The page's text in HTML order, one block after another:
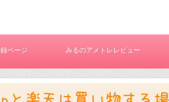
ページ みるのアメトレレビュー